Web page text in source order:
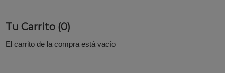
Tu Carrito (0)
El carrito de la compra está vacío